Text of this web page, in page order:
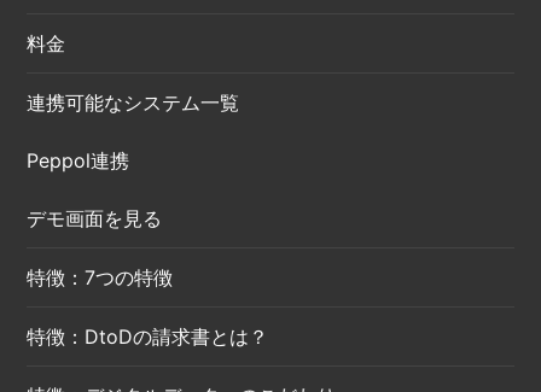
料金
連携可能なシステム一覧
Peppol連携
デモ画面を見る
特徴：7つの特徴
特徴：DtoDの請求書とは？